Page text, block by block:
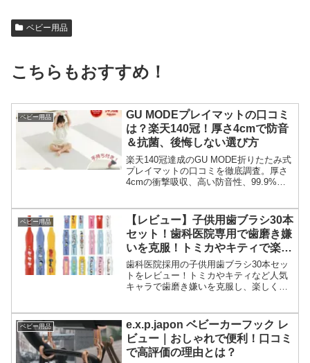
ベビー用品
こちらもおすすめ！
ベビー用品
GU MODEプレイマットの口コミ
は？楽天140冠！厚さ4cmで防音
＆抗菌、後悔しない選び方
楽天140冠達成のGU MODE折りたたみ式
プレイマットの口コミを徹底調査。厚さ
4cmの衝撃吸収、高い防音性、99.9%抗
購入前に知りたい点も紹介。
ベビー用品
【レビュー】子供用歯ブラシ30本
セット！歯科医院専用で歯磨き嫌
いを克服！トミカやキティで楽し
く本格ケア
歯科医院採用の子供用歯ブラシ30本セッ
トをレビュー！トミカやキティなど人気
キャラで歯磨き嫌いを克服し、楽しく本
ベビー用品
e.x.p.japon ベビーカーフック レ
ビュー｜おしゃれで便利！口コミ
で高評価の理由とは？